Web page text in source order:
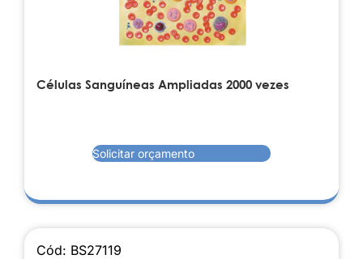
Células Sanguíneas Ampliadas 2000 vezes
Solicitar orçamento
Cód: BS27119